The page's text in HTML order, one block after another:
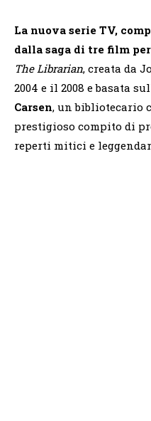
La nuova serie TV,
dalla saga di tre film
The Librarian, creata da
2004 e il 2008 e basata
Carsen, un bibliotecario
prestigioso compito di
reperti mitici e